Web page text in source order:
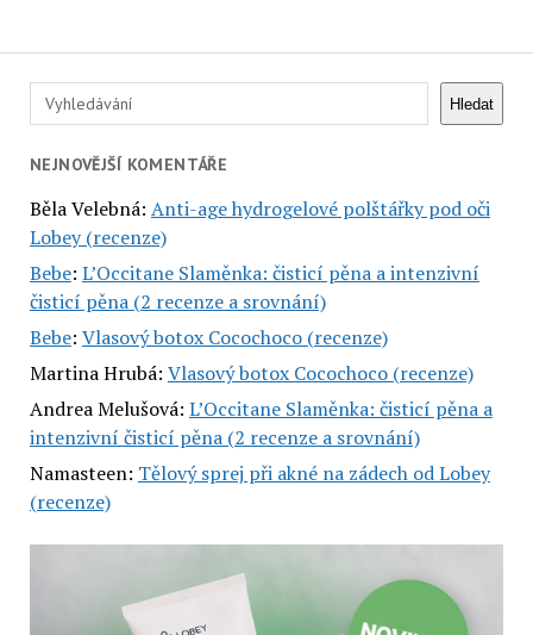
Hledat Hledat
NEJNOVĚJŠÍ KOMENTÁŘE
Běla Velebná: Anti-age hydrogelové polštářky pod oči
Lobey (recenze)
Bebe: L’Occitane Slaměnka: čisticí pěna a intenzivní
čisticí pěna (2 recenze a srovnání)
Bebe: Vlasový botox Cocochoco (recenze)
Martina Hrubá: Vlasový botox Cocochoco (recenze)
Andrea Melušová: L’Occitane Slaměnka: čisticí pěna a
intenzivní čisticí pěna (2 recenze a srovnání)
Namasteen: Tělový sprej při akné na zádech od Lobey
(recenze)